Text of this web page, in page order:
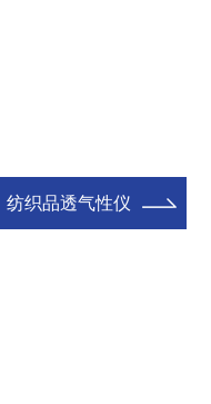
纺织品透气性仪